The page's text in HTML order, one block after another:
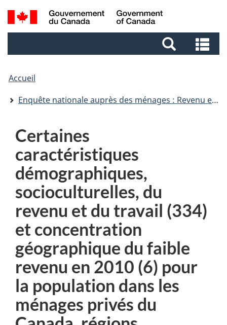
Aller
au
Aller
au
Passer
à
Recherche
et
et
Accueil
Enquête nationale auprès des ménages : Revenu et logement
Certaines
caractéristiques
démographiques,
socioculturelles, du
revenu et du travail (334)
et concentration
géographique du faible
revenu en 2010 (6) pour
la population dans les
ménages privés du